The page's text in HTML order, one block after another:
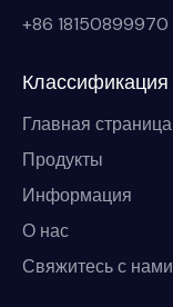
+86 18150899970
Классификация
Главная страница
Продукты
Информация
О нас
Свяжитесь с нами